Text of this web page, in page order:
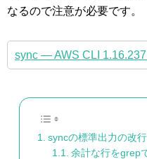
なるので注意が必要です。
sync — AWS CLI
syncの標準出力の改
余計な行をgrep